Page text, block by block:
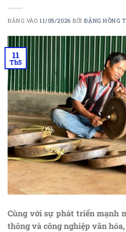
ĐĂNG VÀO11/05/2026 BỞIĐẶNG HỒNG
11
Th5
Cùng với sự phát triển mạnh
thông và công nghiệp văn